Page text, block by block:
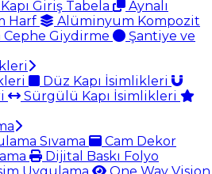
Kapı Giriş Tabela
Aynalı
Harf
Alüminyum Kompozit
Cephe Giydirme
Şantiye ve
Düz Kapı İsimlikleri
Sürgülü Kapı İsimlikleri
Sıvama
Cam Dekor
Dijital Baskı Folyo